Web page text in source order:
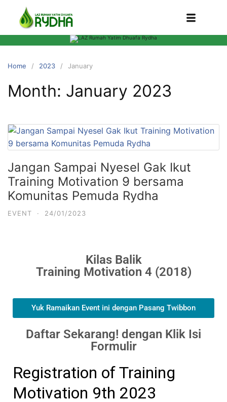
Home 2023 January
Month: January 2023
Jangan Sampai Nyesel Gak Ikut
Training Motivation 9 bersama
Komunitas Pemuda Rydha
EVENT · 24/01/2023
Kilas Balik
Training Motivation 4 (2018)
Yuk Ramaikan Event ini dengan Pasang Twibbon
Daftar Sekarang! dengan Klik Isi
Formulir